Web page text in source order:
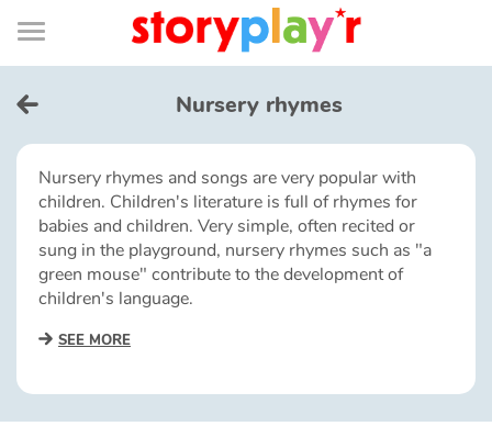
Connexion
Bibliothèque
de
page
Menu
Log in
Try for free
Library
Awards
Home
Nursery rhymes
Nursery rhymes and songs are very popular with
children. Children's literature is full of rhymes for
babies and children. Very simple, often recited or
sung in the playground, nursery rhymes such as "a
green mouse" contribute to the development of
children's language.
SEE MORE